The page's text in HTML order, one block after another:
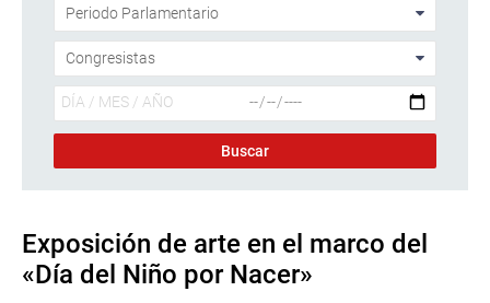
Exposición de arte en el marco del
«Día del Niño por Nacer»